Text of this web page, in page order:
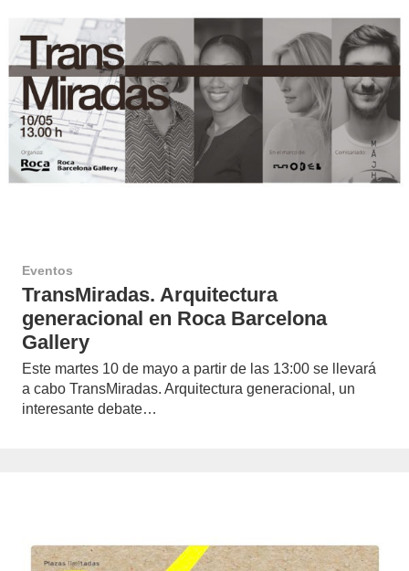
Eventos
TransMiradas. Arquitectura
generacional en Roca Barcelona
Gallery
Este martes 10 de mayo a partir de las 13:00 se llevará
a cabo TransMiradas. Arquitectura generacional, un
interesante debate…